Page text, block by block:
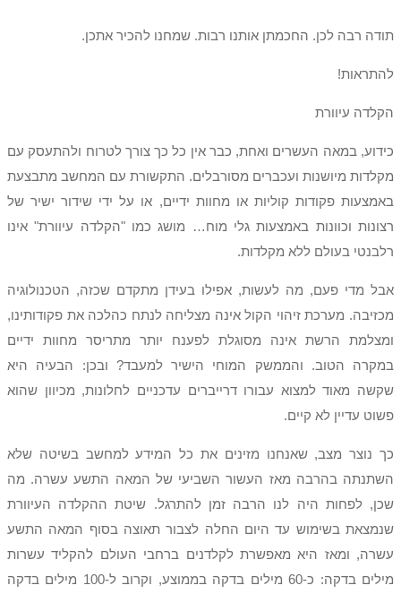
תודה רבה לכן. החכמתן אותנו רבות. שמחנו להכיר אתכן.
להתראות!
הקלדה עיוורת
כידוע, במאה העשרים ואחת, כבר אין כל כך צורך לטרוח ולהתעסק עם
מקלדות מיושנות ועכברים מסורבלים. התקשורת עם המחשב מתבצעת
באמצעות פקודות קוליות או מחוות ידיים, או על ידי שידור ישיר של
רצונות וכוונות באמצעות גלי מוח… מושג כמו "הקלדה עיוורת" אינו
רלבנטי בעולם ללא מקלדות.
אבל מדי פעם, מה לעשות, אפילו בעידן מתקדם שכזה, הטכנולוגיה
מכזיבה. מערכת זיהוי הקול אינה מצליחה לנתח כהלכה את פקודותינו,
ומצלמת הרשת אינה מסוגלת לפענח יותר מתריסר מחוות ידיים
במקרה הטוב. והממשק המוחי הישיר למעבד? ובכן: הבעיה היא
שקשה מאוד למצוא עבורו דרייברים עדכניים לחלונות, מכיוון שהוא
פשוט עדיין לא קיים.
כך נוצר מצב, שאנחנו מזינים את כל המידע למחשב בשיטה שלא
השתנתה בהרבה מאז העשור השביעי של המאה התשע עשרה. מה
שכן, לפחות היה לנו הרבה זמן להתרגל. שיטת ההקלדה העיוורת
שנמצאת בשימוש עד היום החלה לצבור תאוצה בסוף המאה התשע
עשרה, ומאז היא מאפשרת לקלדנים ברחבי העולם להקליד עשרות
מילים בדקה: כ-60 מילים בדקה בממוצע, וקרוב ל-100 מילים בדקה